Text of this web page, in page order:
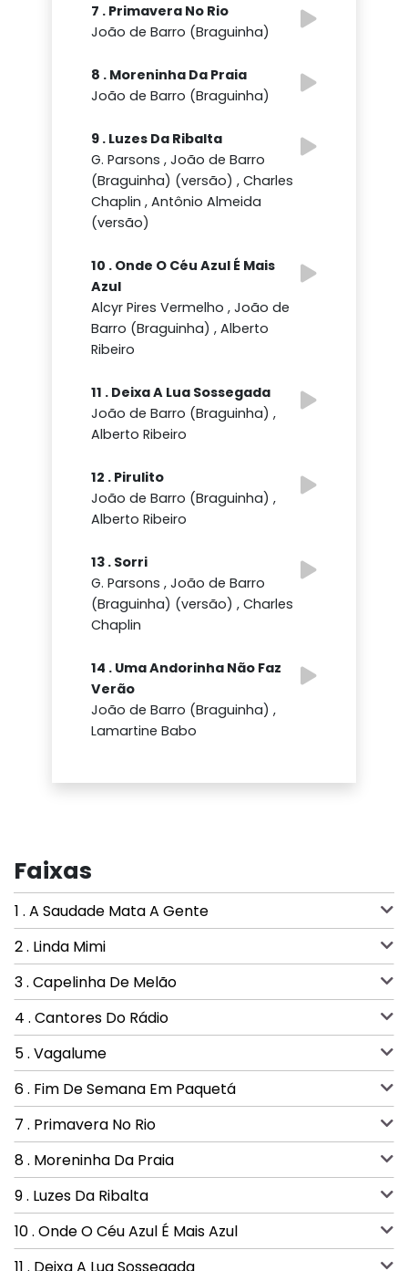
7 . Primavera No Rio
João de Barro (Braguinha)
8 . Moreninha Da Praia
João de Barro (Braguinha)
9 . Luzes Da Ribalta
G. Parsons , João de Barro
(Braguinha) (versão) , Charles
Chaplin , Antônio Almeida
(versão)
10 . Onde O Céu Azul É Mais
Azul
Alcyr Pires Vermelho , João de
Barro (Braguinha) , Alberto
Ribeiro
11 . Deixa A Lua Sossegada
João de Barro (Braguinha) ,
Alberto Ribeiro
12 . Pirulito
João de Barro (Braguinha) ,
Alberto Ribeiro
13 . Sorri
G. Parsons , João de Barro
(Braguinha) (versão) , Charles
Chaplin
14 . Uma Andorinha Não Faz
Verão
João de Barro (Braguinha) ,
Lamartine Babo
Faixas
1 . A Saudade Mata A Gente
2 . Linda Mimi
3 . Capelinha De Melão
4 . Cantores Do Rádio
5 . Vagalume
6 . Fim De Semana Em Paquetá
7 . Primavera No Rio
8 . Moreninha Da Praia
9 . Luzes Da Ribalta
10 . Onde O Céu Azul É Mais Azul